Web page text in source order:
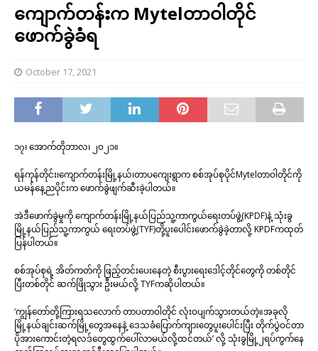
ကျောက်တန်းက Mytelတာဝါတိုင်
ဖောက်ခွဲခံရ
October 17, 2021
၁၇၊ အောက်တိုဘာလ၊ ၂၀၂၁။
ရန်ကုန်တိုင်း၊ကျောက်တန်းမြို့နယ်၊တာပကျေးရွာက စစ်အုပ်စုပိုင်Mytelတာဝါတိုင်ကို
ယမန်နေ့ညပိုင်းက ဖောက်ခွဲဖျက်ဆီးခဲ့ပါတယ်။
အဲဒီဖောက်ခွဲမှုကို ကျောက်တန်းမြို့နယ်ပြည်သူ့ကာကွယ်ရေးတပ်ဖွဲ့(KPDF)နဲ့ သုံးခွ
မြို့နယ်ပြည်သူ့ကာကွယ် ရေးတပ်ဖွဲ့(TYF)တို့ပူးပေါင်းဖောက်ခွဲခဲ့တာလို့ KPDFကထုတ်
ပြန်ပါတယ်။
စစ်အုပ်စုရဲ့ အိတ်ကတ်ကို ဖြည့်တင်းပေးနေတဲ့ စီးပွားရေးဒေါင့်တိုင်တွေကို တစ်တိုင်
ပြီးတစ်တိုင် ဆက်ဖြိုသွား ဦးမယ်လို့ TYFကဆိုပါတယ်။
‘ကျွန်တော်တို့ကြားရသလောက် တာပတာဝါတိုင် လုံးဝပျက်သွားတယ်တဲ့။အခုလို
မြို့နယ်ချင်းဆက်မြို့တွေအနေနဲ့ ဒေသခံပြောက်ကျားတွေပူးပေါင်းပြီး တိုက်ပွဲဝင်တာ
ပိုအားကောင်းတဲ့ရလဒ်တွေထွက်ပေါ်လာမယ်လို့ထင်တယ်’ လို့ သုံးခွမြို့၂ရပ်ကွက်နေ